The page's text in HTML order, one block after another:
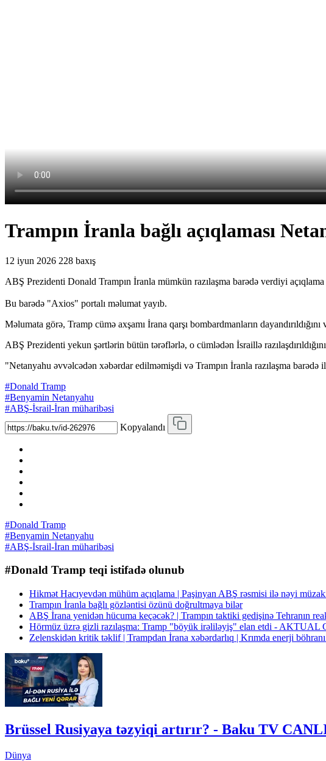
Trampın İranla bağlı açıqlaması
12 iyun 2026 228 baxış
ABŞ Prezidenti Donald Trampın İranla mümkün razılaşma barədə verdiyi
Bu barədə "Axios" portalı məlumat yayıb.
Məlumata görə, Tramp cümə axşamı İrana qarşı bombardmanların
ABŞ Prezidenti yekun şərtlərin bütün tərəflərlə, o cümlədən İsraillə
"Netanyahu əvvəlcədən xəbərdar edilməmişdi və Trampın İranla razılaşma
#Donald Tramp
#Benyamin Netanyahu
#ABŞ-İsrail-İran müharibəsi
Kopyalandı
#Donald Tramp
#Benyamin Netanyahu
#ABŞ-İsrail-İran müharibəsi
#Donald Tramp teqi istifadə olunub
Hikmət Hacıyevdən mühüm açıqlama | Paşinyan ABŞ rəsmisi ilə nəyi
Trampın İranla bağlı gözləntisi özünü doğrultmaya bilər
ABŞ İrana yenidən hücuma keçəcək? | Trampın taktiki gedişinə Tehranın
Hörmüz üzrə gizli razılaşma: Tramp "böyük irəliləyiş" elan etdi -
Zelenskidən kritik təklif | Trampdan İrana xəbərdarlıq | Krımda enerji
Brüssel Rusiyaya təzyiqi artırır? - Baku TV
Dünya